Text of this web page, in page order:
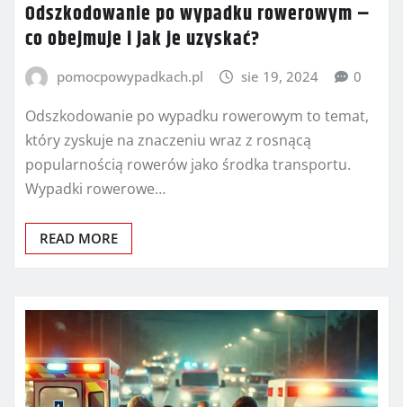
Odszkodowanie po wypadku rowerowym –
co obejmuje i jak je uzyskać?
pomocpowypadkach.pl sie 19, 2024 0
Odszkodowanie po wypadku rowerowym to temat,
który zyskuje na znaczeniu wraz z rosnącą
popularnością rowerów jako środka transportu.
Wypadki rowerowe…
READ MORE